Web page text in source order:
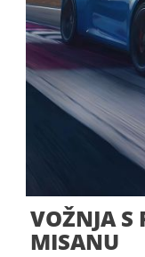
VOŽNJA S
MISANU